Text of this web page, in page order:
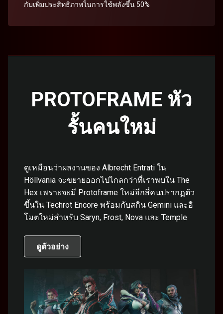
กับเพิ่มประสิทธิภาพในการใช้พลังขึ้น 50%
PROTOFRAME หัว
รั้นคนใหม่
ดูเหมือนว่าผลงานของ Albrecht Entrati ใน
Höllvania จะขยายออกไปไกลกว่าที่เราพบใน The
Hex เพราะจะมี Protoframe ใหม่อีกสี่คนปรากฏตัว
ขึ้นใน Techrot Encore พร้อมกับสกิน Gemini และอิ
โมตใหม่สำหรับ Saryn, Frost, Nova และ Temple
ดูตัวอย่าง